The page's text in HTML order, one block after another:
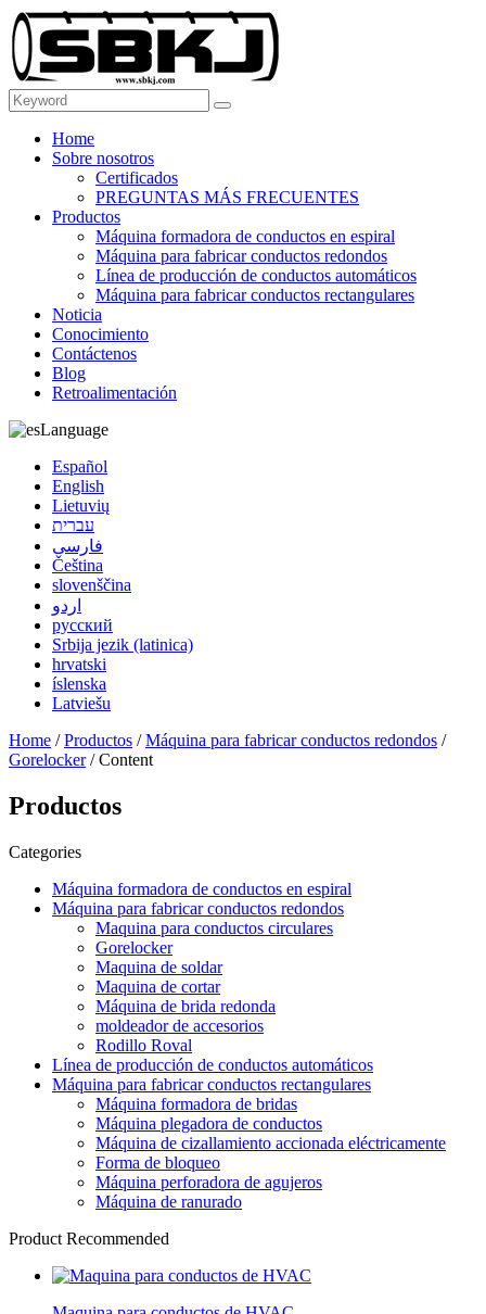
Home
Sobre nosotros
Certificados
PREGUNTAS MÁS FRECUENTES
Productos
Máquina formadora de conductos en espiral
Máquina para fabricar conductos redondos
Línea de producción de conductos automáticos
Máquina para fabricar conductos rectangulares
Noticia
Conocimiento
Contáctenos
Blog
Retroalimentación
Language
Español
English
Lietuvių
עברית
فارسی
Čeština
slovenščina
اردو
русский
Srbija jezik (latinica)
hrvatski
íslenska
Latviešu
Home /Productos /Máquina para fabricar conductos redondos /
Gorelocker/ Content
Productos
Categories
Máquina formadora de conductos en espiral
Máquina para fabricar conductos redondos
Maquina para conductos circulares
Gorelocker
Maquina de soldar
Maquina de cortar
Máquina de brida redonda
moldeador de accesorios
Rodillo Roval
Línea de producción de conductos automáticos
Máquina para fabricar conductos rectangulares
Máquina formadora de bridas
Máquina plegadora de conductos
Máquina de cizallamiento accionada eléctricamente
Forma de bloqueo
Máquina perforadora de agujeros
Máquina de ranurado
Product Recommended